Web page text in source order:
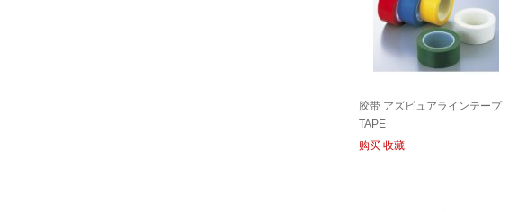
胶带 アズピュアラインテープ
TAPE
购买 收藏